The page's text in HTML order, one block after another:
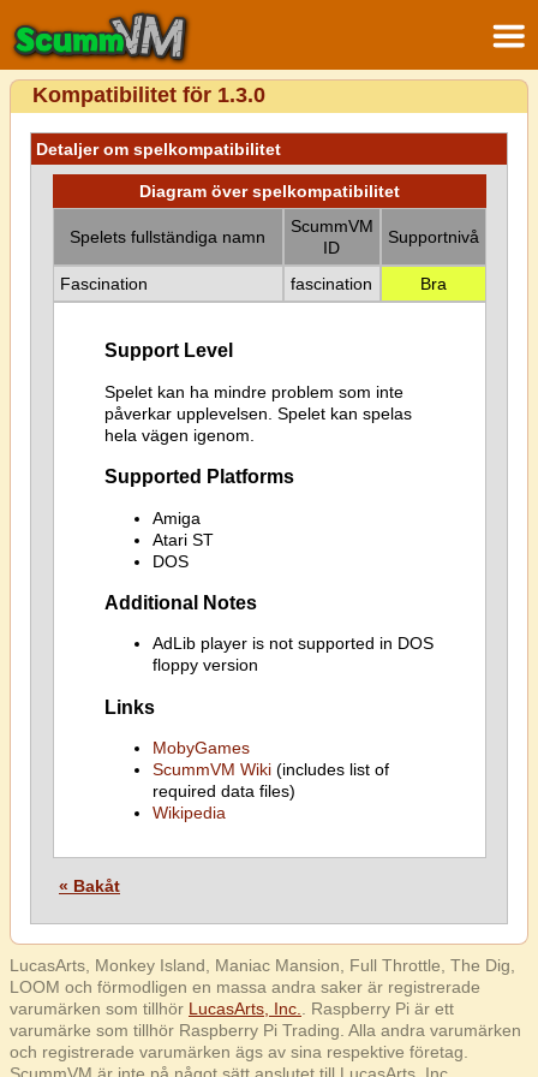
Kompatibilitet för 1.3.0
Detaljer om spelkompatibilitet
Diagram över spelkompatibilitet
Spelets fullständiga namn
ScummVM
ID
Supportnivå
Fascination fascination Bra
Support Level
Spelet kan ha mindre problem som inte
påverkar upplevelsen. Spelet kan spelas
hela vägen igenom.
Supported Platforms
Amiga
Atari ST
DOS
Additional Notes
AdLib player is not supported in DOS
floppy version
Links
MobyGames
ScummVM Wiki(includes list of
required data files)
Wikipedia
« Bakåt
LucasArts, Monkey Island, Maniac Mansion, Full Throttle, The Dig,
LOOM och förmodligen en massa andra saker är registrerade
varumärken som tillhör LucasArts, Inc.
. Raspberry Pi är ett
varumärke som tillhör Raspberry Pi Trading. Alla andra varumärken
och registrerade varumärken ägs av sina respektive företag.